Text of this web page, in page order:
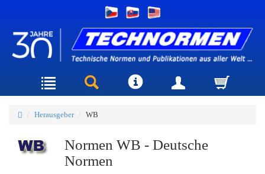
Herausgeber WB
Normen WB - Deutsche
Normen